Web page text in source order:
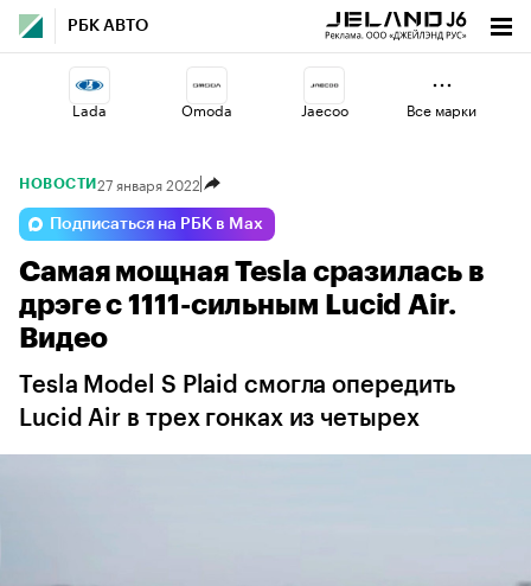
РБК АВТО
Lada Omoda Jaecoo
Geely Volga
Changan Haval Voyah
Все марки
НОВОСТИ 27 января 2022
Подписаться на РБК в Max
Самая мощная Tesla сразилась в
дрэге с 1111-сильным Lucid Air.
Видео
Tesla Model S Plaid смогла опередить
Lucid Air в трех гонках из четырех